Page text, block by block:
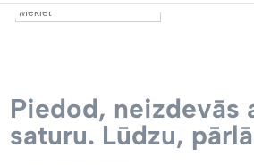
Piedod, neizdevās
saturu. Lūdzu,